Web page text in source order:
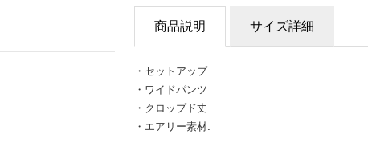
商品説明 サイズ詳細
・セットアップ
・ワイドパンツ
・クロップド丈
・エアリー素材.